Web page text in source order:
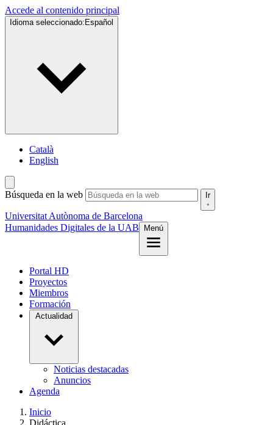
Accede al contenido principal
Idioma seleccionado: Español
Català
English
Búsqueda en la web Ir
Universitat Autònoma de Barcelona
Humanidades Digitales de la UAB
Menú
Portal HD
Proyectos
Miembros
Formación
Actualidad
Noticias destacadas
Anuncios
Agenda
Inicio
Didáctica